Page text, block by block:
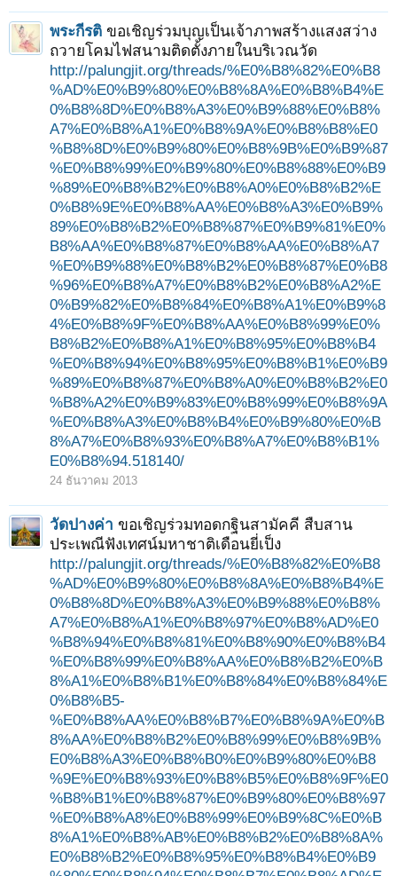
พระกีรติ ขอเชิญร่วมบุญเป็นเจ้าภาพสร้างแสงสว่าง
ถวายโคมไฟสนามติดตั้งภายในบริเวณวัด
http://palungjit.org/threads/%E0%B8%82%E0%B8
%AD%E0%B9%80%E0%B8%8A%E0%B8%B4%E
0%B8%8D%E0%B8%A3%E0%B9%88%E0%B8%
A7%E0%B8%A1%E0%B8%9A%E0%B8%B8%E0
%B8%8D%E0%B9%80%E0%B8%9B%E0%B9%87
%E0%B8%99%E0%B9%80%E0%B8%88%E0%B9
%89%E0%B8%B2%E0%B8%A0%E0%B8%B2%E
0%B8%9E%E0%B8%AA%E0%B8%A3%E0%B9%
89%E0%B8%B2%E0%B8%87%E0%B9%81%E0%
B8%AA%E0%B8%87%E0%B8%AA%E0%B8%A7
%E0%B9%88%E0%B8%B2%E0%B8%87%E0%B8
%96%E0%B8%A7%E0%B8%B2%E0%B8%A2%E
0%B9%82%E0%B8%84%E0%B8%A1%E0%B9%8
4%E0%B8%9F%E0%B8%AA%E0%B8%99%E0%
B8%B2%E0%B8%A1%E0%B8%95%E0%B8%B4
%E0%B8%94%E0%B8%95%E0%B8%B1%E0%B9
%89%E0%B8%87%E0%B8%A0%E0%B8%B2%E0
%B8%A2%E0%B9%83%E0%B8%99%E0%B8%9A
%E0%B8%A3%E0%B8%B4%E0%B9%80%E0%B
8%A7%E0%B8%93%E0%B8%A7%E0%B8%B1%
E0%B8%94.518140/
24 ธันวาคม 2013
วัดปางค่า ขอเชิญร่วมทอดกฐินสามัคคี สืบสาน
ประเพณีฟังเทศน์มหาชาติเดือนยี่เป็ง
http://palungjit.org/threads/%E0%B8%82%E0%B8
%AD%E0%B9%80%E0%B8%8A%E0%B8%B4%E
0%B8%8D%E0%B8%A3%E0%B9%88%E0%B8%
A7%E0%B8%A1%E0%B8%97%E0%B8%AD%E0
%B8%94%E0%B8%81%E0%B8%90%E0%B8%B4
%E0%B8%99%E0%B8%AA%E0%B8%B2%E0%B
8%A1%E0%B8%B1%E0%B8%84%E0%B8%84%E
0%B8%B5-
%E0%B8%AA%E0%B8%B7%E0%B8%9A%E0%B
8%AA%E0%B8%B2%E0%B8%99%E0%B8%9B%
E0%B8%A3%E0%B8%B0%E0%B9%80%E0%B8
%9E%E0%B8%93%E0%B8%B5%E0%B8%9F%E0
%B8%B1%E0%B8%87%E0%B9%80%E0%B8%97
%E0%B8%A8%E0%B8%99%E0%B9%8C%E0%B
8%A1%E0%B8%AB%E0%B8%B2%E0%B8%8A%
E0%B8%B2%E0%B8%95%E0%B8%B4%E0%B9